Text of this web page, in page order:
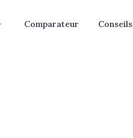
Comparateur Conseils